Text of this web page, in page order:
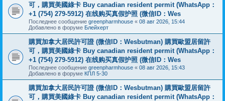
可，購買美國綠卡 Buy canadian resident permit (WhatsApp：
+1 (754) 279-5912) 在线购买真假护照 (微信ID：Wes
Последнее сообщение greenpharmhouse « 08 авг 2026, 15:44
Добавлено в форуме Блейхерт
購買加拿大居民許可證 (微信ID：Wesbutman) 購買歐盟居留許
可，購買美國綠卡 Buy canadian resident permit (WhatsApp：
+1 (754) 279-5912) 在线购买真假护照 (微信ID：Wes
Последнее сообщение greenpharmhouse « 08 авг 2026, 15:43
Добавлено в форуме КПЛ 5-30
購買加拿大居民許可證 (微信ID：Wesbutman) 購買歐盟居留許
可，購買美國綠卡 Buy canadian resident permit (WhatsApp：